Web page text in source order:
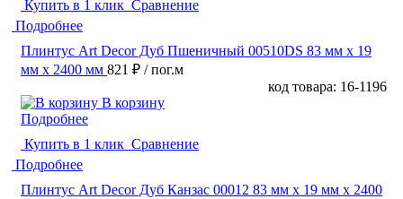
Купить в 1 клик Сравнение
Подробнее
Плинтус Art Decor Дуб Пшеничный 00510DS 83 мм х 19
мм х 2400 мм 821 ₽ / пог.м
код товара: 16-1196
В корзину
Подробнее
Купить в 1 клик Сравнение
Подробнее
Плинтус Art Decor Дуб Канзас 00012 83 мм х 19 мм х 2400